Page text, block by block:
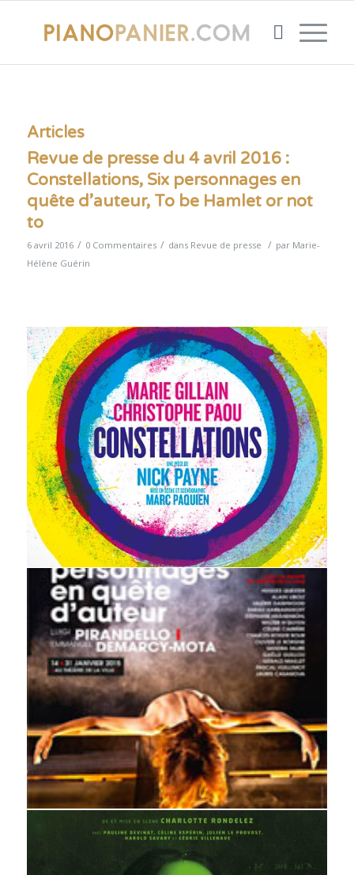
Articles
Revue de presse du 4 avril 2016 :
Constellations, Six personnages en
quête d’auteur, To be Hamlet or not
to
6 avril 2016 / 0 Commentaires / dans Revue de presse / par Marie-
Hélène Guérin